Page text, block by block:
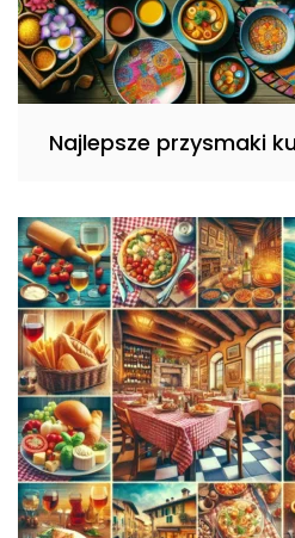
Najlepsze przysmaki